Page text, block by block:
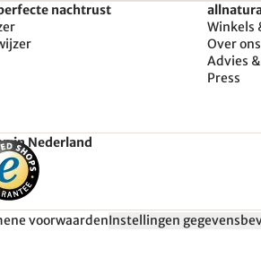
nachtrust
Winkels
Over ons
Advies
Press
in Nederland
voorwaardenInstellingen